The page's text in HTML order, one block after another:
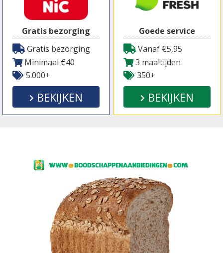
Gratis bezorging
Gratis bezorging
Minimaal €40
5.000+
BEKIJKEN
Goede service
Vanaf €5,95
3 maaltijden
350+
BEKIJKEN